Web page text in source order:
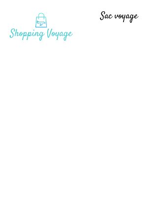
Sac voyage